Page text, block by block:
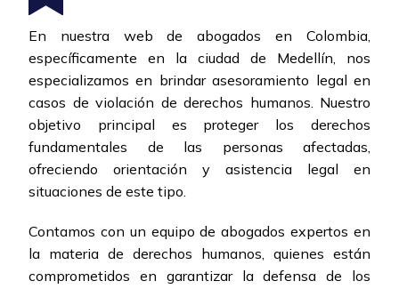
En nuestra web de abogados en Colombia,
específicamente en la ciudad de Medellín, nos
especializamos en brindar asesoramiento legal en
casos de violación de derechos humanos. Nuestro
objetivo principal es proteger los derechos
fundamentales de las personas afectadas,
ofreciendo orientación y asistencia legal en
situaciones de este tipo.
Contamos con un equipo de abogados expertos en
la materia de derechos humanos, quienes están
comprometidos en garantizar la defensa de los